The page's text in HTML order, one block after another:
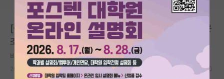
대학원생 모집
국내대학원 정보
연구실&오픈랩
커뮤니티
[🌟스타벅스 기프티콘] 일반대학원 석사과정생 대상 설문
조사
비관적인 블레즈 파스칼
2024.06.12 0 1143